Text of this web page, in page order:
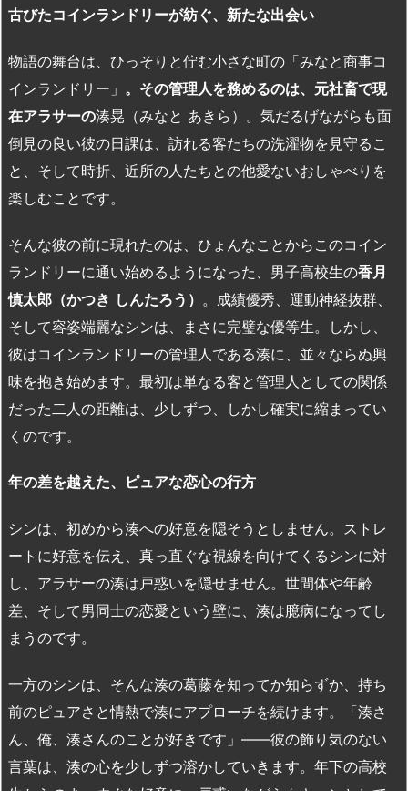
古びたコインランドリーが紡ぐ、新たな出会い
物語の舞台は、ひっそりと佇む小さな町の「みなと商事コ
インランドリー」 。その管理人を務めるのは、元社畜で現
在アラサーの湊晃（みなと あきら）。気だるげながらも面
倒見の良い彼の日課は、訪れる客たちの洗濯物を見守るこ
と、そして時折、近所の人たちとの他愛ないおしゃべりを
楽しむことです。
そんな彼の前に現れたのは、ひょんなことからこのコイン
ランドリーに通い始めるようになった、男子高校生の香月
慎太郎（かつき しんたろう） 。成績優秀、運動神経抜群、
そして容姿端麗なシンは、まさに完璧な優等生。しかし、
彼はコインランドリーの管理人である湊に、並々ならぬ興
味を抱き始めます。最初は単なる客と管理人としての関係
だった二人の距離は、少しずつ、しかし確実に縮まってい
くのです。
年の差を越えた、ピュアな恋心の行方
シンは、初めから湊への好意を隠そうとしません。ストレ
ートに好意を伝え、真っ直ぐな視線を向けてくるシンに対
し、アラサーの湊は戸惑いを隠せません。世間体や年齢
差、そして男同士の恋愛という壁に、湊は臆病になってし
まうのです。
一方のシンは、そんな湊の葛藤を知ってか知らずか、持ち
前のピュアさと情熱で湊にアプローチを続けます。「湊さ
ん、俺、湊さんのことが好きです」――彼の飾り気のない
言葉は、湊の心を少しずつ溶かしていきます。年下の高校